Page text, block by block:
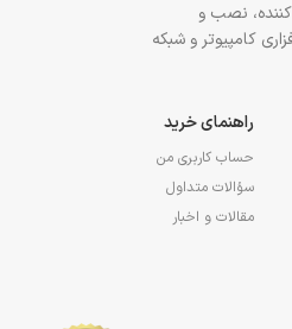
کننده، نصب و
کامپیوتر و شبکه
راهنمای خرید
حساب کاربری من
سؤالات متداول
مقالات و اخبار